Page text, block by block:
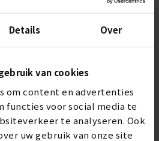
Details Over
van cookies
om content en advertenties
functies voor social media te
te analyseren. Ook
uw gebruik van onze site